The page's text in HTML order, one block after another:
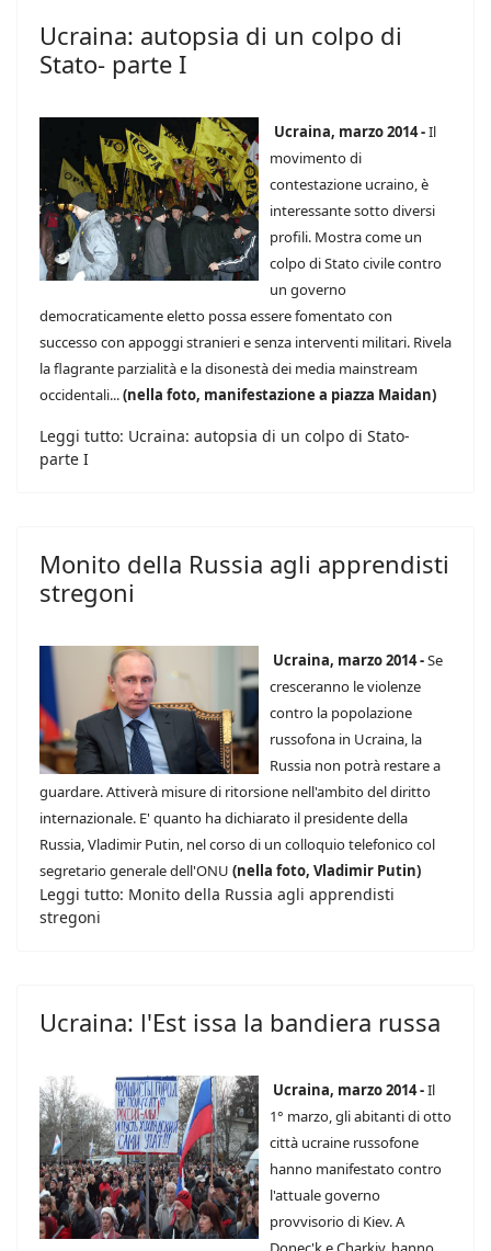
Ucraina: autopsia di un colpo di
Stato- parte I
Ucraina, marzo 2014 -Il
movimento di
contestazione ucraino, è
interessante sotto diversi
profili. Mostra come un
colpo di Stato civile contro
un governo
democraticamente eletto possa essere fomentato con
successo con appoggi stranieri e senza interventi militari. Rivela
la flagrante parzialità e la disonestà dei media mainstream
occidentali...(nella foto, manifestazione a piazza Maidan)
Leggi tutto: Ucraina: autopsia di un colpo di Stato-
parte I
Monito della Russia agli apprendisti
stregoni
Ucraina, marzo 2014 -Se
cresceranno le violenze
contro la popolazione
russofona in Ucraina, la
Russia non potrà restare a
guardare. Attiverà misure di ritorsione nell'ambito del diritto
internazionale. E' quanto ha dichiarato il presidente della
Russia, Vladimir Putin, nel corso di un colloquio telefonico col
segretario generale dell'ONU (nella foto, Vladimir Putin)
Leggi tutto: Monito della Russia agli apprendisti
stregoni
Ucraina: l'Est issa la bandiera russa
Ucraina, marzo 2014 -Il
1° marzo, gli abitanti di otto
città ucraine russofone
hanno manifestato contro
l'attuale governo
provvisorio di Kiev. A